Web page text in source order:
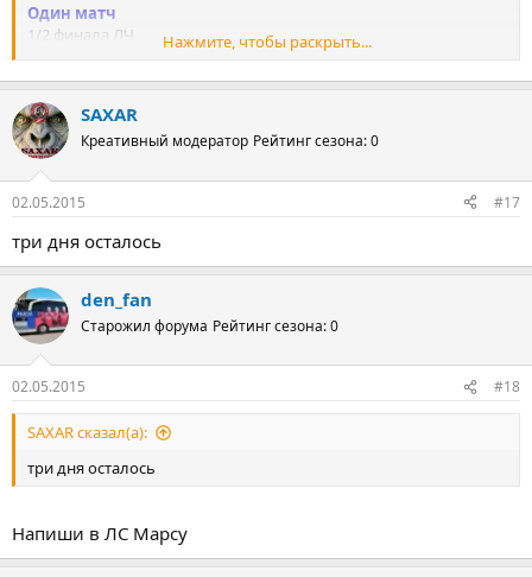
Один матч
1/2 финала ЛЧ
12–13 мая 2015
1/2 финала ЛЕ
7 мая 2015
14 мая 2015
Если потребуется, то дополнительное время
Финал ЛЧ
Финал ЛЕ
27 мая 2015
Нажмите, чтобы раскрыть...
SAXAR
Креативный модератор Рейтинг сезона: 0
02.05.2015 #17
три дня осталось
den_fan
Старожил форума Рейтинг сезона: 0
02.05.2015 #18
SAXAR сказал(а):
три дня осталось
Напиши в ЛС Марсу